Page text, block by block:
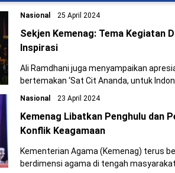
Nasional 25 April 2024
Sekjen Kemenag: Tema Kegiatan
Inspirasi
Ali Ramdhani juga menyampaikan
bertemakan ‘Sat Cit Ananda, untuk
Nasional 23 April 2024
Kemenag Libatkan Penghulu dan
Konflik Keagamaan
Kementerian Agama (Kemenag) terus
berdimensi agama di tengah masyarakat.